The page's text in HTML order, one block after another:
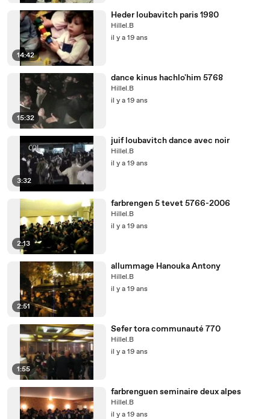
14:42
Heder loubavitch paris 1980
Hillel.B
il y a 19 ans
15:32
dance kinus hachlo'him 5768
Hillel.B
il y a 19 ans
3:32
juif loubavitch dance avec noir
Hillel.B
il y a 19 ans
2:13
farbrengen 5 tevet 5766-2006
Hillel.B
il y a 19 ans
2:51
allummage Hanouka Antony
Hillel.B
il y a 19 ans
1:55
Sefer tora communauté 770
Hillel.B
il y a 19 ans
farbrenguen seminaire deux alpes
Hillel.B
il y a 19 ans